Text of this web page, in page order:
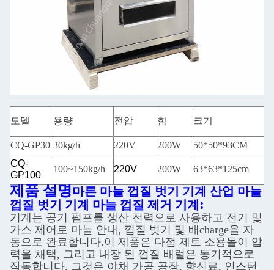
모델 용량 전압 힘 크기
CQ-GP30 30kg/h 220V 200W 50*50*93CM
CQ-
GP100
100~150kg/h 220V 200W 63*63*125cm
제품 설명마른 마늘 껍질 벗기 기계 산업 마늘
껍질 벗기 기계 마늘 껍질 제거 기계 :
기계는 공기 펌프를 생산 전력으로 사용하고 전기 및
가스 제어로 마늘 안내, 껍질 벗기 및 배charge을 자
동으로 완료합니다.이 제품은 다점 제트 소용돌이 압
력을 채택, 그리고 내장 된 껍질 배럴은 동기적으로
작동합니다. 그것은 야채 가공 공장, 향신료, 인스턴